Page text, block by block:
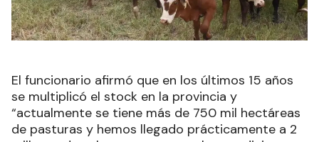
El funcionario afirmó que en los últimos 15 años
se multiplicó el stock en la provincia y
“actualmente se tiene más de 750 mil hectáreas
de pasturas y hemos llegado prácticamente a 2